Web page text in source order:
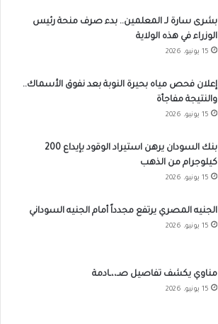
بشرى سارة لـ المعلمين.. بدء صرف منحة رئيس
الوزراء في هذه الولاية
15 يونيو، 2026
إعلان فحص مياه بحيرة النوبة بعد نفوق الأسماك..
والنتيجة مفاجأة
15 يونيو، 2026
بنك السودان يرهن استيراد الوقود بإيداع 200
كيلوجرام من الذهب
15 يونيو، 2026
الجنيه المصري يرتفع مجدداً أمام الجنيه السوداني
15 يونيو، 2026
مناوي يكشف تفاصيل صـ،،ـادمة
15 يونيو، 2026